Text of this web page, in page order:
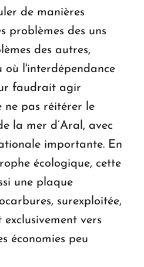
de manières
problèmes des uns
des autres,
où l'interdépendance
faudrait agir
ne pas réitérer le
la mer d’Aral, avec
importante. En
écologique, cette
une plaque
surexploitée,
vers
économies peu